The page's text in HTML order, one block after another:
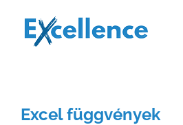
Excel függvények